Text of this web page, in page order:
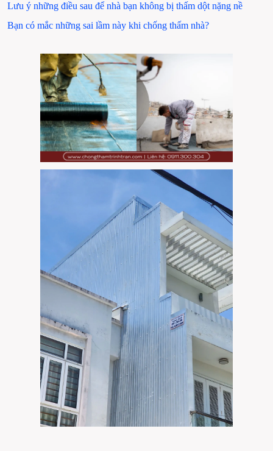
Lưu ý những điều sau để nhà bạn không bị thấm dột nặng nề
Bạn có mắc những sai lầm này khi chống thấm nhà?